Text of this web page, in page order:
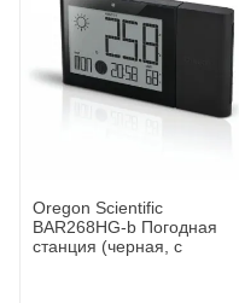
Oregon Scientific
BAR268HG-b Погодная
станция (черная, с